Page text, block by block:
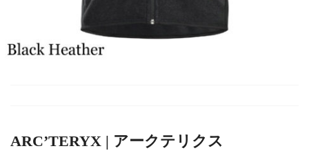
ARC’TERYX | アークテリクス